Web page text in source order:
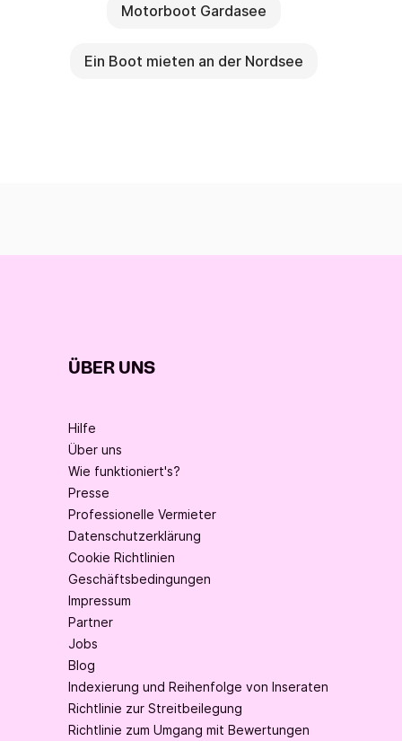
Motorboot Gardasee
Ein Boot mieten an der Nordsee
ÜBER UNS
Hilfe
Über uns
Wie funktioniert's?
Presse
Professionelle Vermieter
Datenschutzerklärung
Cookie Richtlinien
Geschäftsbedingungen
Impressum
Partner
Jobs
Blog
Indexierung und Reihenfolge von Inseraten
Richtlinie zur Streitbeilegung
Richtlinie zum Umgang mit Bewertungen